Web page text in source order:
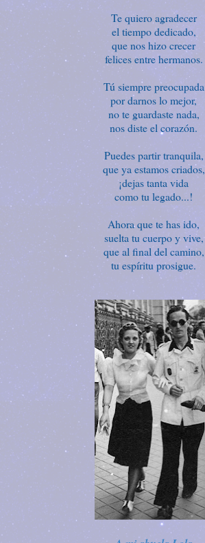
Te quiero agradecer
el tiempo dedicado,
que nos hizo crecer
felices entre hermanos.
Tú siempre preocupada
por darnos lo mejor,
no te guardaste nada,
nos diste el corazón.
Puedes partir tranquila,
que ya estamos criados,
¡dejas tanta vida
como tu legado...!
Ahora que te has ido,
suelta tu cuerpo y vive,
que al final del camino,
tu espíritu prosigue.